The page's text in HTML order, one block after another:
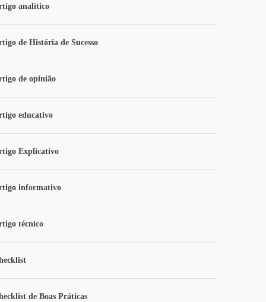
analítico
de História de Sucesso
de opinião
educativo
Explicativo
informativo
técnico
de Boas Práticas